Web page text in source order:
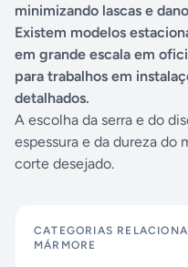
minimizando lascas e
Existem modelos
em grande escala em
para trabalhos em
detalhados.
A escolha da serra e do
espessura e da dureza
corte desejado.
CATEGORIAS
MÁRMORE